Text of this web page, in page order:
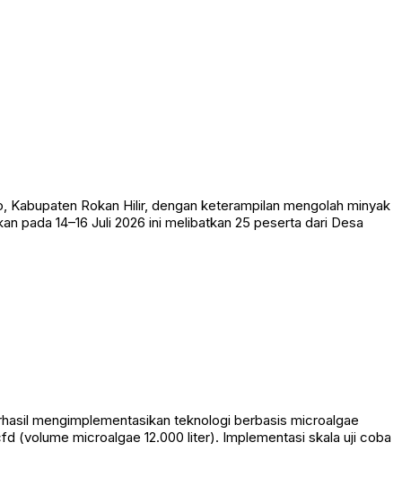
Rokan Hilir, dengan keterampilan mengolah minyak
pada 14–16 Juli 2026 ini melibatkan 25 peserta dari Desa
mengimplementasikan teknologi berbasis microalgae
(volume microalgae 12.000 liter). Implementasi skala uji coba